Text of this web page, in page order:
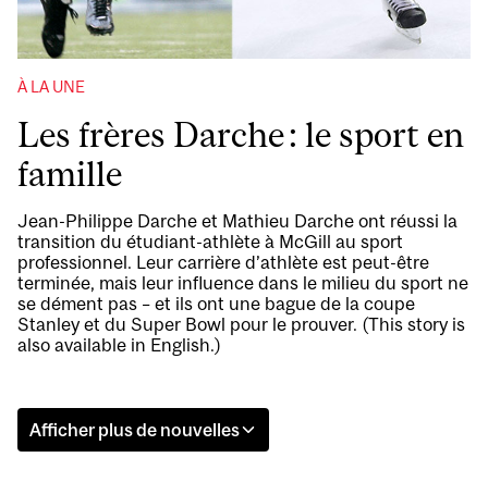
À LA UNE
Les frères Darche : le sport en
famille
Jean-Philippe Darche et Mathieu Darche ont réussi la
transition du étudiant-athlète à McGill au sport
professionnel. Leur carrière d’athlète est peut-être
terminée, mais leur influence dans le milieu du sport ne
se dément pas – et ils ont une bague de la coupe
Stanley et du Super Bowl pour le prouver. (This story is
also available in English.)
Afficher plus de nouvelles